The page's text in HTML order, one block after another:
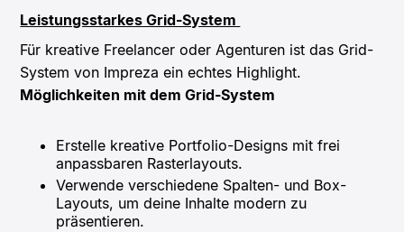
Leistungsstarkes Grid-System
Für kreative Freelancer oder Agenturen ist das Grid-
System von Impreza ein echtes Highlight.
Möglichkeiten mit dem Grid-System
Erstelle kreative Portfolio-Designs mit frei
anpassbaren Rasterlayouts.
Verwende verschiedene Spalten- und Box-
Layouts, um deine Inhalte modern zu
präsentieren.